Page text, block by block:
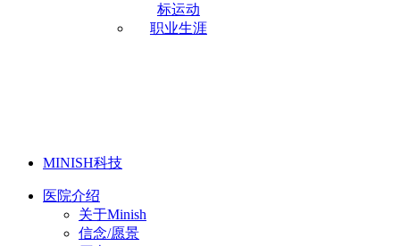
标运动
职业生涯
MINISH科技
医院介绍
关于Minish
信念/愿景